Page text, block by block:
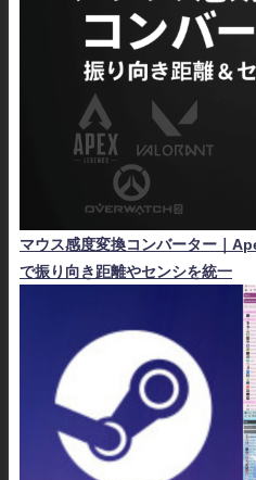
マウス感度変換コンバーター｜
で振り向き距離やセンシを統一